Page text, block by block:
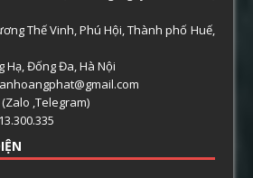
Thế Vinh, Phú Hội, Thành phố Huế,
Hạ, Đống Đa, Hà Nội
,Telegram)